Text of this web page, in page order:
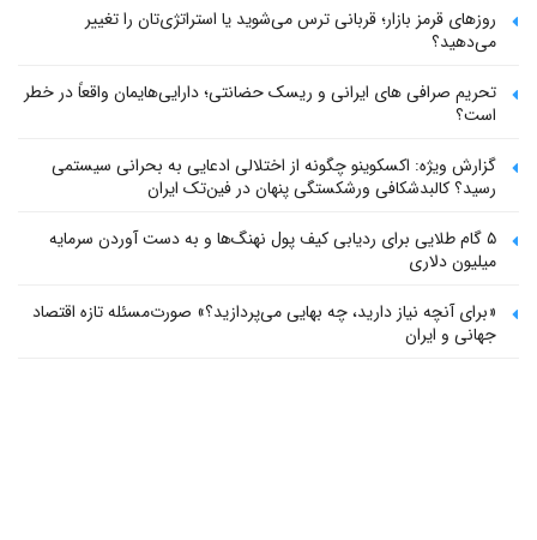
روزهای قرمز بازار؛ قربانی ترس می‌شوید یا استراتژی‌تان را تغییر
می‌دهید؟
تحریم صرافی های ایرانی و ریسک حضانتی؛ دارایی‌هایمان واقعاً در خطر
است؟
گزارش ویژه: اکسکوینو چگونه از اختلالی ادعایی به بحرانی سیستمی
رسید؟ کالبدشکافی ورشکستگی پنهان در فین‌تک ایران
۵ گام طلایی برای ردیابی کیف پول‌ نهنگ‌ها و به دست آوردن سرمایه
میلیون دلاری
«برای آنچه نیاز دارید، چه بهایی می‌پردازید؟» صورت‌مسئله تازه اقتصاد
جهانی و ایران